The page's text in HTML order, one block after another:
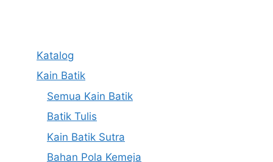
Katalog
Kain Batik
Semua Kain Batik
Batik Tulis
Kain Batik Sutra
Bahan Pola Kemeja